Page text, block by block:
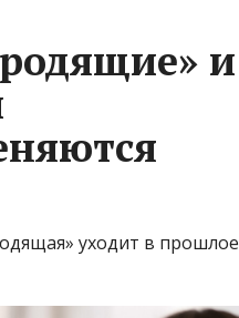
и
уходит в прошлое